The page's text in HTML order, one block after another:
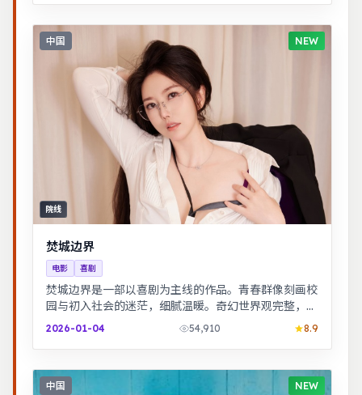
中国 NEW
院线
焚城边界
电影 喜剧
焚城边界是一部以喜剧为主线的作品。青春群像刻画校
园与初入社会的迷茫，细腻温暖。奇幻世界观完整，伏
笔回收利落，适合系列化追看。
2026-01-04 54,910 8.9
中国 NEW